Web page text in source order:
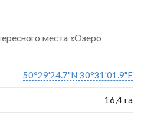
места «Озеро
50°29'24.7"N 30°31'01.9"E
16,4 га